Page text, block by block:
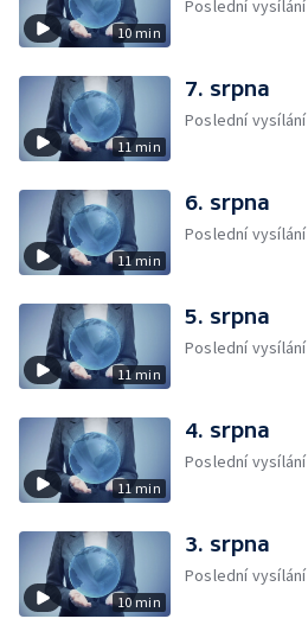
10 min
Poslední vysílání
11 min
7. srpna
Poslední vysílání
11 min
6. srpna
Poslední vysílání
11 min
5. srpna
Poslední vysílání
11 min
4. srpna
Poslední vysílání
10 min
3. srpna
Poslední vysílání